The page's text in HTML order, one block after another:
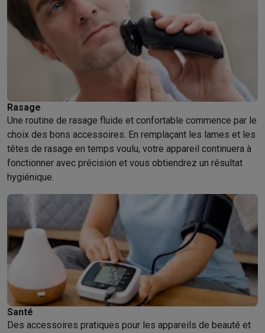
Rasage
Une routine de rasage fluide et confortable commence par le
choix des bons accessoires. En remplaçant les lames et les
têtes de rasage en temps voulu, votre appareil continuera à
fonctionner avec précision et vous obtiendrez un résultat
hygiénique.
Santé
Des accessoires pratiques pour les appareils de beauté et